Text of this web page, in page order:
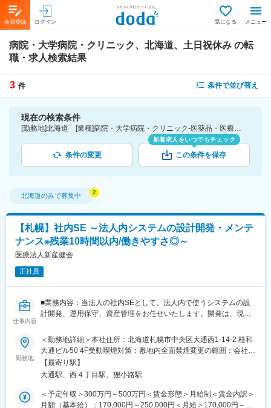
会員登録 ログイン 気になる メニュー
病院・大学病院・クリニック、北海道、土日祝休み の転
職・求人検索結果
3 件 条件で並び替え
現在の検索条件
[勤務地]北海道 [業種]病院・大学病院・クリニック-医薬品・医療機器・ライフサイエンス・医療系サービス [詳細条件](休日・働き方)土日祝休み
条件の変更
新着求人をいつでもチェック
この条件を保存
北海道のみで募集中
【札幌】社内SE ～法人内システムの設計開発・メンテ
ナンス※残業10時間以内/働きやすさ◎～
医療法人新産健会
正社員
仕事内容
■業務内容：当法人の社内SEとして、法人内で使うシステムの設
計開発、運用保守、資産管理をお任せいたします。開発は、現場
行い、業務をIT化します。
・医療法人施設におけるネットワークシステム業務
・電子カルテ・予約システムの企画・提案及びメンテナンス業務
・各部署のネットワークシステム初期設定・トラブル対応
■組織構成：
法人システム担当は現在6名体制です。
■職務の特徴：
勤務地
＜勤務地詳細＞本社住所：北海道札幌市中央区大通西1-14-2 桂和
大通ビル50 4F受動喫煙対策：敷地内全面禁煙変更の範囲：会社の
定める事業所
【最寄り駅】
大通駅、西４丁目駅、狸小路駅
＜予定年収＞300万円～500万円＜賃金形態＞月給制＜賃金内訳＞
月額（基本給）：170,000円～250,000円＜月給＞170,000円～